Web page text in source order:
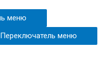
меню
Переключатель меню